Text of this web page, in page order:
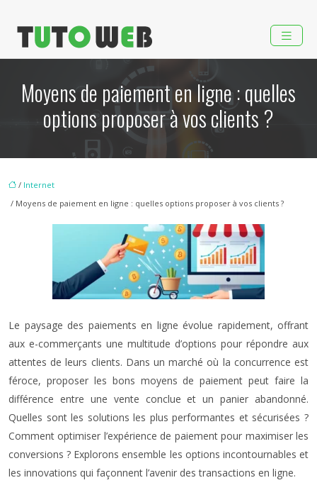
Moyens de paiement en ligne : quelles
options proposer à vos clients ?
/ Internet
/ Moyens de paiement en ligne : quelles options proposer à vos clients ?
Le paysage des paiements en ligne évolue rapidement, offrant
aux e-commerçants une multitude d’options pour répondre aux
attentes de leurs clients. Dans un marché où la concurrence est
féroce, proposer les bons moyens de paiement peut faire la
différence entre une vente conclue et un panier abandonné.
Quelles sont les solutions les plus performantes et sécurisées ?
Comment optimiser l’expérience de paiement pour maximiser les
conversions ? Explorons ensemble les options incontournables et
les innovations qui façonnent l’avenir des transactions en ligne.